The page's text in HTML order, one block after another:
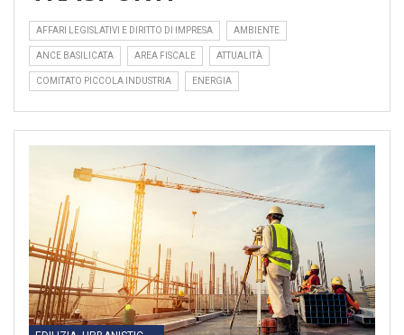
AFFARI LEGISLATIVI E DIRITTO DI IMPRESA AMBIENTE
ANCE BASILICATA AREA FISCALE ATTUALITÀ
COMITATO PICCOLA INDUSTRIA ENERGIA